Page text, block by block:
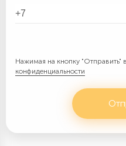
Нажимая на кнопку "Отправить"
конфиденциальности